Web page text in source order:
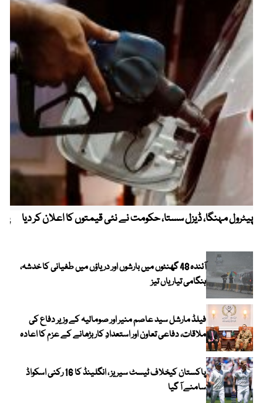
پیٹرول مہنگا، ڈیزل سستا، حکومت نے نئی قیمتوں کا اعلان کر دیا
آئندہ 48 گھنٹوں میں بارشوں اور دریاؤں میں طغیانی کا خدشہ،
ہنگامی تیاریاں تیز
فیلڈ مارشل سید عاصم منیر اور صومالیہ کے وزیر دفاع کی
ملاقات، دفاعی تعاون اور استعدادِ کار بڑھانے کے عزم کا اعادہ
پاکستان کیخلاف ٹیسٹ سیریز ، انگلینڈ کا 16 رکنی اسکواڈ
سامنے آ گیا